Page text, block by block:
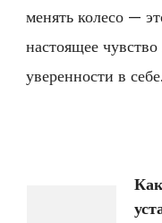
менять колесо —
настоящее
уверенности в себе.